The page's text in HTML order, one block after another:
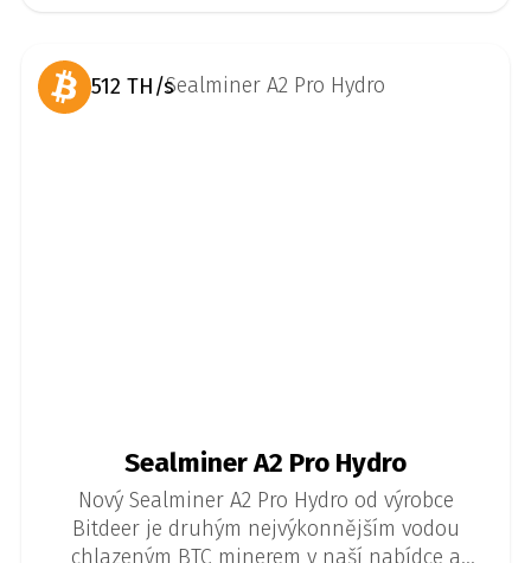
Sealminer A2 Pro Hydro
Nový Sealminer A2 Pro Hydro od výrobce
Bitdeer je druhým nejvýkonnějším vodou
chlazeným BTC minerem v naší nabídce a
512 TH/s